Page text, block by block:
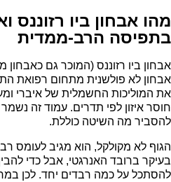
מהו אבחון ביו רזוננס
בתפיסה הרב-ממדית
אבחון ביו רזוננס (המוכר גם
אבחון לא פולשנית מתחום רפואת
את המוליכות החשמלית של איברי
חוסר איזון לפי תדרים. עמוד זה
להסביר מה השיטה כוללת.
הגוף לא מקולקל, הוא מגיב לעומס
בעיקר ברובד האנרגטי, אבל כדי
להסתכל על כמה רבדים יחד. לכן